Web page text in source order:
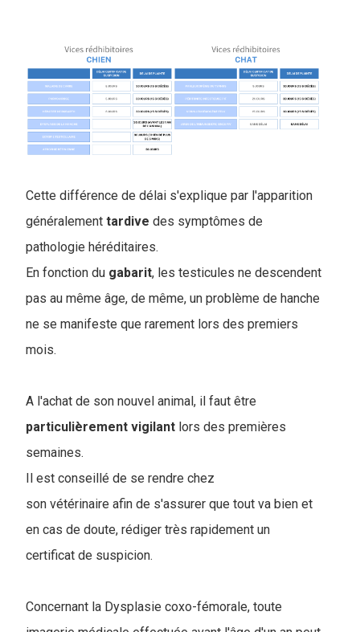
Cette différence de délai s'explique par l'apparition
généralement tardive des symptômes de
pathologie héréditaires.
En fonction du gabarit, les testicules ne descendent
pas au même âge, de même, un problème de hanche
ne se manifeste que rarement lors des premiers
mois.
A l'achat de son nouvel animal, il faut être
particulièrement vigilant lors des premières
semaines.
Il est conseillé de se rendre chez
son vétérinaire afin de s'assurer que tout va bien et
en cas de doute, rédiger très rapidement un
certificat de suspicion.
Concernant la Dysplasie coxo-fémorale, toute